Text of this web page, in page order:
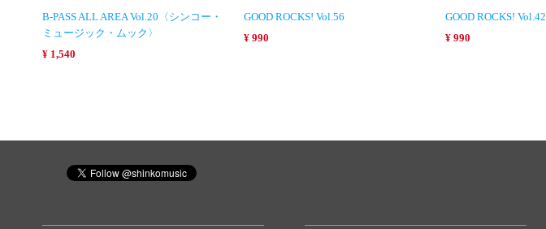
B-PASS ALL AREA Vol.20〈シンコー・
ミュージック・ムック〉
¥ 1,540
GOOD ROCKS! Vol.56
¥ 990
GOOD ROCKS! Vol.42
¥ 990